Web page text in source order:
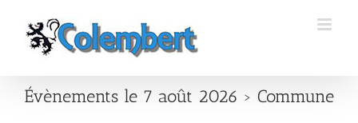
contenu
Évènements le 7 août 2026 › Commune